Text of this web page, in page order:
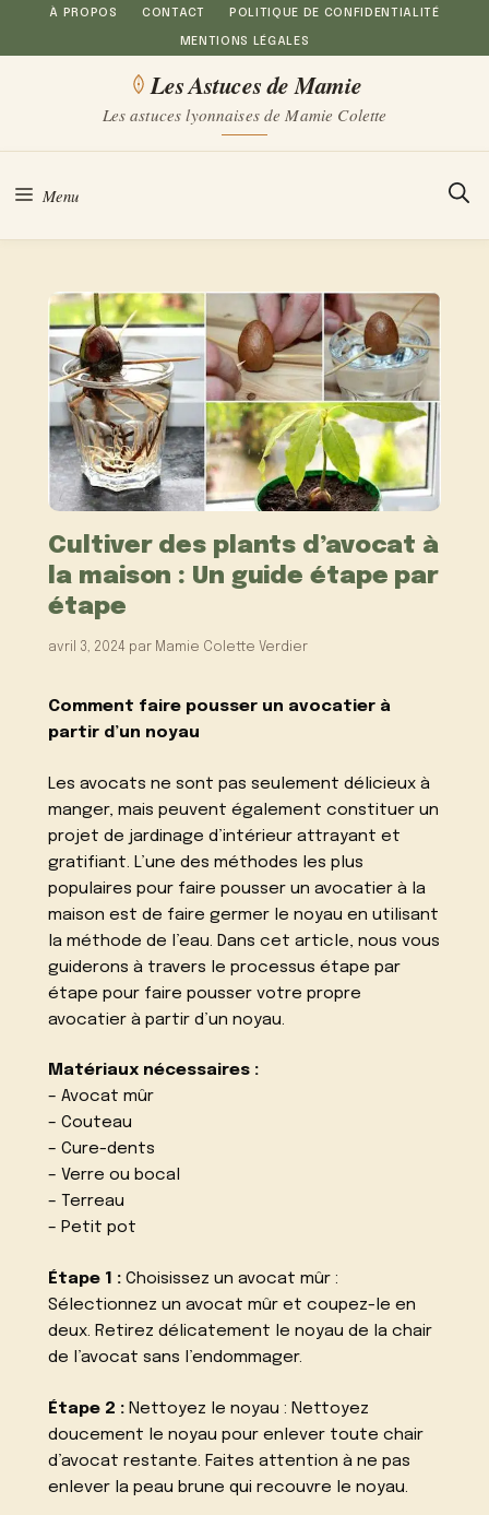
Aller
au
À PROPOS CONTACT POLITIQUE DE CONFIDENTIALITÉ
MENTIONS LÉGALES
Les Astuces de Mamie
Les astuces lyonnaises de Mamie Colette
Menu
Cultiver des plants d’avocat à
la maison : Un guide étape par
étape
avril 3, 2024 par Mamie Colette Verdier
Comment faire pousser un avocatier à
partir d’un noyau
Les avocats ne sont pas seulement délicieux à
manger, mais peuvent également constituer un
projet de jardinage d’intérieur attrayant et
gratifiant. L’une des méthodes les plus
populaires pour faire pousser un avocatier à la
maison est de faire germer le noyau en utilisant
la méthode de l’eau. Dans cet article, nous vous
guiderons à travers le processus étape par
étape pour faire pousser votre propre
avocatier à partir d’un noyau.
Matériaux nécessaires :
– Avocat mûr
– Couteau
– Cure-dents
– Verre ou bocal
– Terreau
– Petit pot
Étape 1 : Choisissez un avocat mûr :
Sélectionnez un avocat mûr et coupez-le en
deux. Retirez délicatement le noyau de la chair
de l’avocat sans l’endommager.
Étape 2 : Nettoyez le noyau : Nettoyez
doucement le noyau pour enlever toute chair
d’avocat restante. Faites attention à ne pas
enlever la peau brune qui recouvre le noyau.